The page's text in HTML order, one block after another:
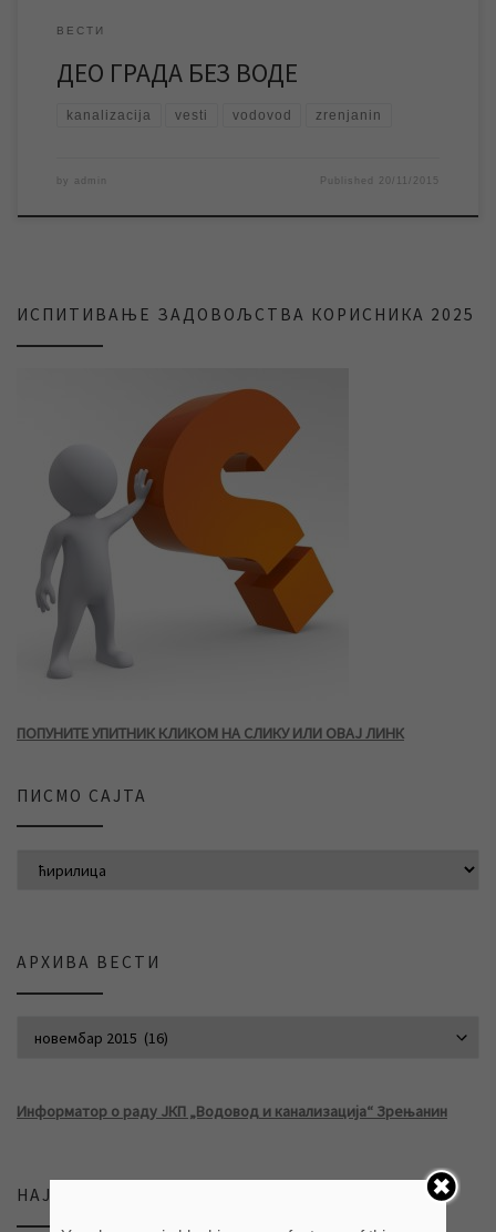
ВЕСТИ
ДЕО ГРАДА БЕЗ ВОДЕ
kanalizacija vesti vodovod zrenjanin
by admin Published 20/11/2015
ИСПИТИВАЊЕ ЗАДОВОЉСТВА КОРИСНИКА 2025
ПОПУНИТЕ УПИТНИК КЛИКОМ НА СЛИКУ ИЛИ ОВАЈ ЛИНК
ПИСМО САЈТА
АРХИВА ВЕСТИ
Информатор о раду ЈКП „Водовод и канализација“ Зрењанин
НАЈНОВИЈЕ ВЕСТИ